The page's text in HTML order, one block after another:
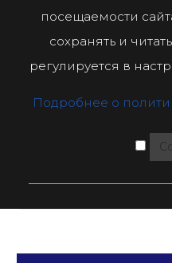
посещаемости
сохранять и
регулируется в
Подробнее о